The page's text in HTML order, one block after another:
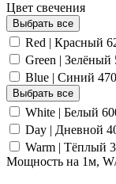
Цвет свечения
Выбрать все
Red | Красный
Green | Зелёный
Blue | Синий
Выбрать все
White | Белый
Day | Дневной
Warm | Тёплый
Мощность на 1м,